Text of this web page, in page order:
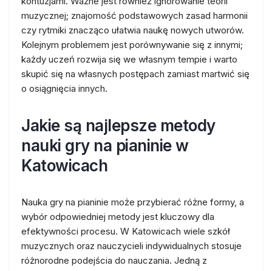
muzycznej; znajomość podstawowych zasad harmonii
czy rytmiki znacząco ułatwia naukę nowych utworów.
Kolejnym problemem jest porównywanie się z innymi;
każdy uczeń rozwija się we własnym tempie i warto
skupić się na własnych postępach zamiast martwić się
o osiągnięcia innych.
Jakie są najlepsze metody
nauki gry na pianinie w
Katowicach
Nauka gry na pianinie może przybierać różne formy, a
wybór odpowiedniej metody jest kluczowy dla
efektywności procesu. W Katowicach wiele szkół
muzycznych oraz nauczycieli indywidualnych stosuje
różnorodne podejścia do nauczania. Jedną z